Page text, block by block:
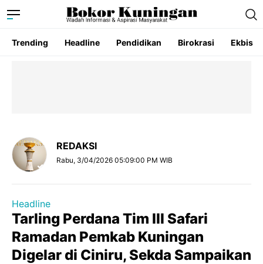
Trending Headline Pendidikan Birokrasi Ekbis
REDAKSI
Rabu, 3/04/2026 05:09:00 PM WIB
Headline
Tarling Perdana Tim III Safari
Ramadan Pemkab Kuningan
Digelar di Ciniru, Sekda Sampaikan